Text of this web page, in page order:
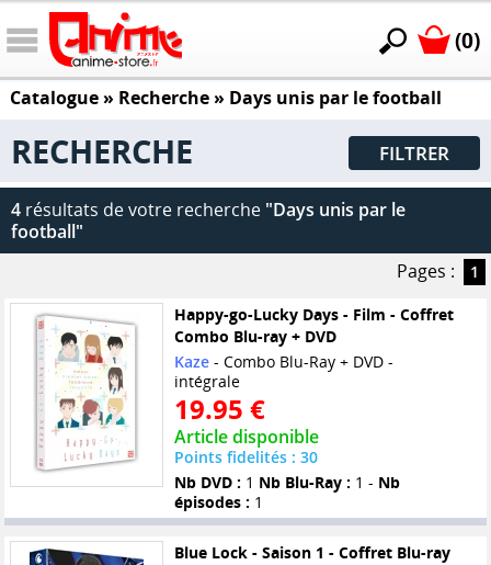
(0)
Catalogue» Recherche » Days unis par le football
RECHERCHE FILTRER
4 résultats de votre recherche "Days unis par le
football"
Pages :
1
Happy-go-Lucky Days - Film - Coffret
Combo Blu-ray + DVD
Kaze- Combo Blu-Ray + DVD -
intégrale
19.95 €
Article disponible
Points fidelités : 30
Nb DVD : 1 Nb Blu-Ray : 1 - Nb
épisodes : 1
Blue Lock - Saison 1 - Coffret Blu-ray